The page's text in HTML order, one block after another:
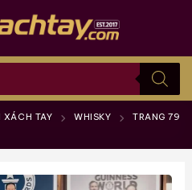
XÁCH TAY WHISKY TRANG 79